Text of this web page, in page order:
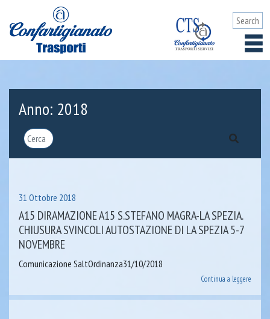
Anno: 2018
31 Ottobre 2018
A15 DIRAMAZIONE A15 S.STEFANO MAGRA-LA SPEZIA.
CHIUSURA SVINCOLI AUTOSTAZIONE DI LA SPEZIA 5-7
NOVEMBRE
Comunicazione SaltOrdinanza31/10/2018
Continua a leggere